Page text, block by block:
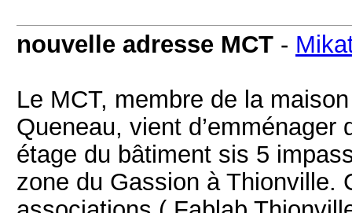
nouvelle adresse MCT -
Le MCT, membre de la
Queneau, vient
étage du bâtiment sis 5
zone du Gassion à Thionville.